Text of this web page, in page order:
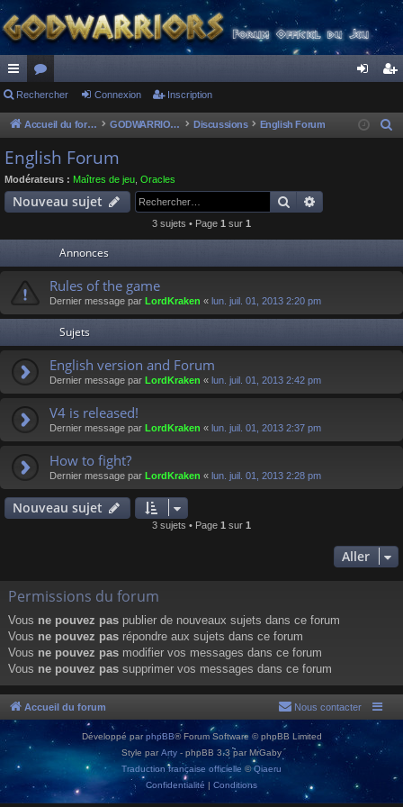
ac
co
ur
ci
or
u
m
s
ne cri
Rechercher Connexion Inscription
Accueil du forum GODWARRIORS - LE JEU Discussions English Forum
c
English Forum
Modérateurs : Maîtres de jeu Oracles
Nouveau sujet Rechercher
3 sujets • Page 1 sur 1
Annonces
Rules of the game
Dernier message par LordKraken « lun. juil. 01, 2013 2:20 pm
Sujets
English version and Forum
Dernier message par LordKraken « lun. juil. 01, 2013 2:42 pm
V4 is released!
Dernier message par LordKraken « lun. juil. 01, 2013 2:37 pm
How to fight?
Dernier message par LordKraken « lun. juil. 01, 2013 2:28 pm
Nouveau sujet
3 sujets • Page 1 sur 1
Aller
Permissions du forum
Vous ne pouvez pas publier de nouveaux sujets dans ce forum
Vous ne pouvez pas répondre aux sujets dans ce forum
Vous ne pouvez pas modifier vos messages dans ce forum
Vous ne pouvez pas supprimer vos messages dans ce forum
Accueil du forum Nous contacter
Développé par phpBB® Forum Software © phpBB Limited
Style par Arty - phpBB 3.3 par MrGaby
Traduction française officielle ©Qiaeru
Confidentialité | Conditions